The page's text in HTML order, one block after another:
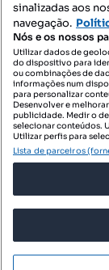
Contacte-nos
©
sinalizadas aos
navegação.
Nós e os nossos
Utilizar dados de
do dispositivo para
ou combinações de
informações num
para personalizar
Desenvolver e
publicidade. Medir o
selecionar conteúdos.
Utilizar perfis para
Lista de parceiros